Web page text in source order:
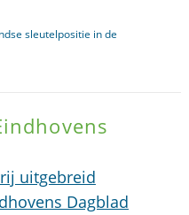
sleutelpositie in de
uitgebreid
Dagblad